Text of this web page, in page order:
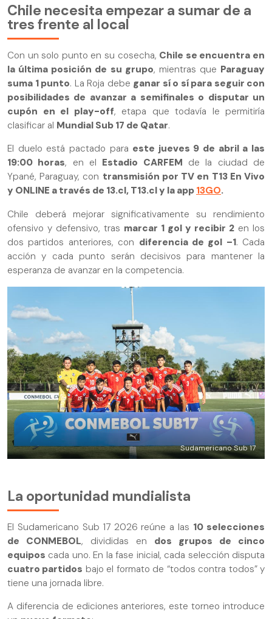
Chile necesita empezar a sumar de a
tres frente al local
Con un solo punto en su cosecha, Chile se encuentra en
la última posición de su grupo, mientras que Paraguay
suma 1 punto. La Roja debe ganar sí o sí para seguir con
posibilidades de avanzar a semifinales o disputar un
cupón en el play-off, etapa que todavía le permitiría
clasificar al Mundial Sub 17 de Qatar.
El duelo está pactado para este jueves 9 de abril a las
19:00 horas, en el Estadio CARFEM de la ciudad de
Ypané, Paraguay, con transmisión por TV en T13 En Vivo
y ONLINE a través de 13.cl, T13.cl y la app 13GO.
Chile deberá mejorar significativamente su rendimiento
ofensivo y defensivo, tras marcar 1 gol y recibir 2 en los
dos partidos anteriores, con diferencia de gol –1. Cada
acción y cada punto serán decisivos para mantener la
esperanza de avanzar en la competencia.
Sudamericano Sub 17
La oportunidad mundialista
El Sudamericano Sub 17 2026 reúne a las 10 selecciones
de CONMEBOL, divididas en dos grupos de cinco
equipos cada uno. En la fase inicial, cada selección disputa
cuatro partidos bajo el formato de “todos contra todos” y
tiene una jornada libre.
A diferencia de ediciones anteriores, este torneo introduce